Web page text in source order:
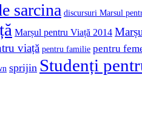
sarcina discursuri Marsul
Marșul pentru Viață 2014
viață pentru familie pentru
sprijin Studenți